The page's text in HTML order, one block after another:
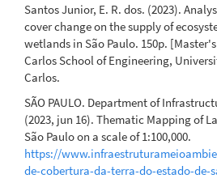
Santos Junior, E. R. dos. (2023).
cover change on the supply of
wetlands in São Paulo. 150p.
Carlos School of Engineering,
Carlos.
SÃO PAULO. Department of
(2023, jun 16). Thematic Mapping of
São Paulo on a scale of 1:100,000.
https://
de-cobertura-da-terra-do-estado-de-